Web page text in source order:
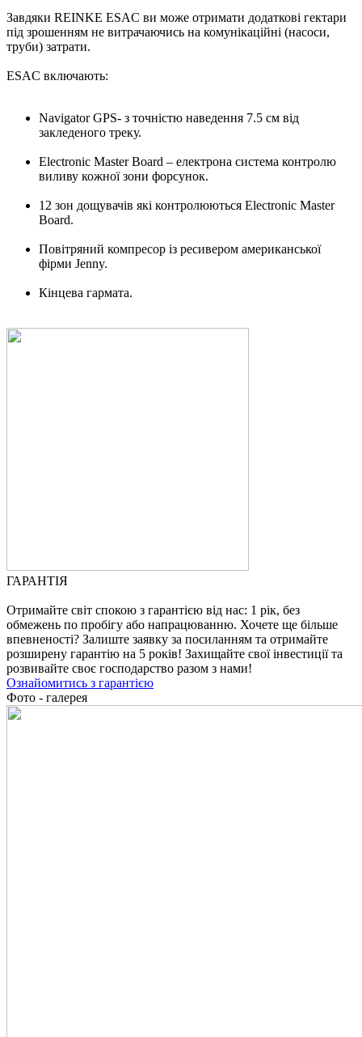
Завдяки REINKE ESAC ви може отримати додаткові гектари
під зрошенням не витрачаючись на комунікаційні (насоси,
труби) затрати.
ESAC включають:
Navigator GPS- з точністю наведення 7.5 см від
закледеного треку.
Electronic Master Board – електрона система контролю
виливу кожної зони форсунок.
12 зон дощувачів які контролюються Electronic Master
Board.
Повітряний компресор із ресивером американської
фірми Jenny.
Кінцева гармата.
ГАРАНТІЯ
Отримайте світ спокою з гарантією від нас: 1 рік, без
обмежень по пробігу або напрацюванню. Хочете ще більше
впевненості? Залиште заявку за посиланням та отримайте
розширену гарантію на 5 років! Захищайте свої інвестиції та
розвивайте своє господарство разом з нами!
Ознайомитись з гарантією
Фото - галерея